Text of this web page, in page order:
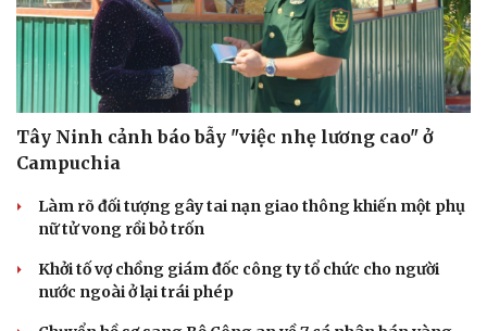
Tây Ninh cảnh báo bẫy "việc nhẹ lương cao" ở
Campuchia
Làm rõ đối tượng gây tai nạn giao thông khiến một phụ
nữ tử vong rồi bỏ trốn
Khởi tố vợ chồng giám đốc công ty tổ chức cho người
nước ngoài ở lại trái phép